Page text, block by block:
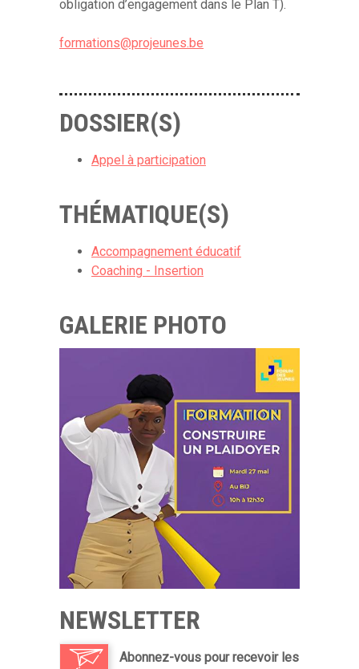
obligation d’engagement dans le Plan T).
formations@projeunes.be
DOSSIER(S)
Appel à participation
THÉMATIQUE(S)
Accompagnement éducatif
Coaching - Insertion
GALERIE PHOTO
NEWSLETTER
Abonnez-vous pour recevoir les